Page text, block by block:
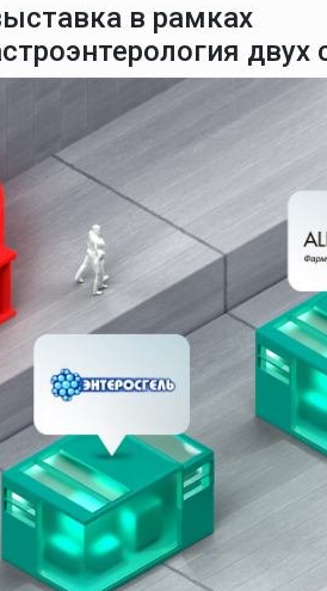
в рамках
двух